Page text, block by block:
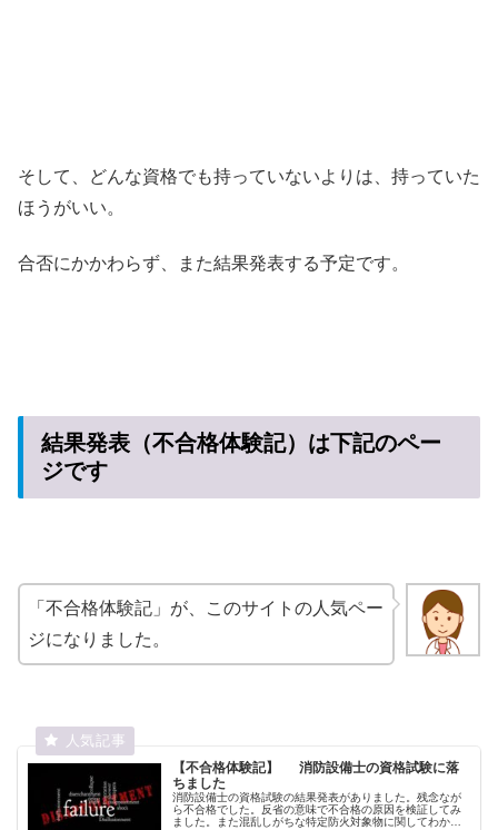
そして、どんな資格でも持っていないよりは、持っていた
ほうがいい。
合否にかかわらず、また結果発表する予定です。
結果発表（不合格体験記）は下記のペー
ジです
「不合格体験記」が、このサイトの人気ペー
ジになりました。
【不合格体験記】 消防設備士の資格試験に落
ちました
消防設備士の資格試験の結果発表がありました。残念なが
ら不合格でした。反省の意味で不合格の原因を検証してみ
ました。また混乱しがちな特定防火対象物に関してわかり